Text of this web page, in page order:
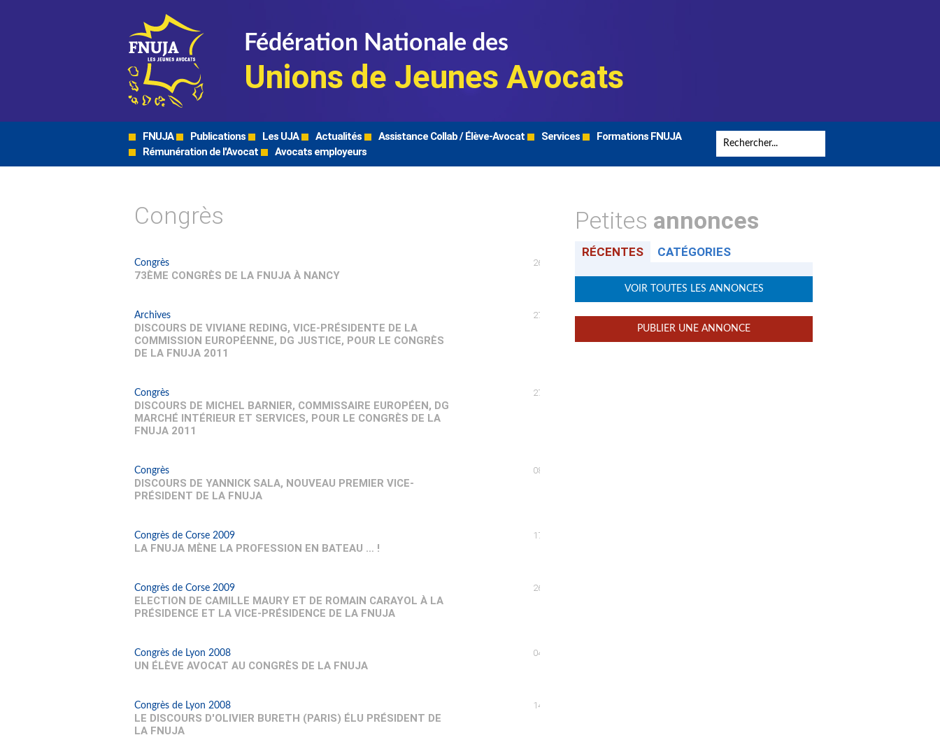
Fédération Nationale des
Unions de Jeunes Avocats
FNUJA Publications Les UJA Actualités Assistance Collab / Élève-Avocat Services
Formations FNUJA
Rémunération de l'Avocat
Avocats employeurs
Congrès
Congrès 26/04/2016
73ÈME CONGRÈS DE LA FNUJA À NANCY
Archives 27/06/2011
DISCOURS DE VIVIANE REDING, VICE-PRÉSIDENTE DE LA
COMMISSION EUROPÉENNE, DG JUSTICE, POUR LE CONGRÈS
DE LA FNUJA 2011
Congrès 27/06/2011
DISCOURS DE MICHEL BARNIER, COMMISSAIRE EUROPÉEN, DG
MARCHÉ INTÉRIEUR ET SERVICES, POUR LE CONGRÈS DE LA
FNUJA 2011
Congrès 08/06/2011
DISCOURS DE YANNICK SALA, NOUVEAU PREMIER VICE-
PRÉSIDENT DE LA FNUJA
Congrès de Corse 2009 17/06/2009
LA FNUJA MÈNE LA PROFESSION EN BATEAU … !
Congrès de Corse 2009 26/05/2009
ELECTION DE CAMILLE MAURY ET DE ROMAIN CARAYOL À LA
PRÉSIDENCE ET LA VICE-PRÉSIDENCE DE LA FNUJA
Congrès de Lyon 2008 04/06/2008
UN ÉLÈVE AVOCAT AU CONGRÈS DE LA FNUJA
Congrès de Lyon 2008 14/05/2008
LE DISCOURS D'OLIVIER BURETH (PARIS) ÉLU PRÉSIDENT DE
LA FNUJA
Petites annonces
RÉCENTES CATÉGORIES
VOIR TOUTES LES ANNONCES
PUBLIER UNE ANNONCE